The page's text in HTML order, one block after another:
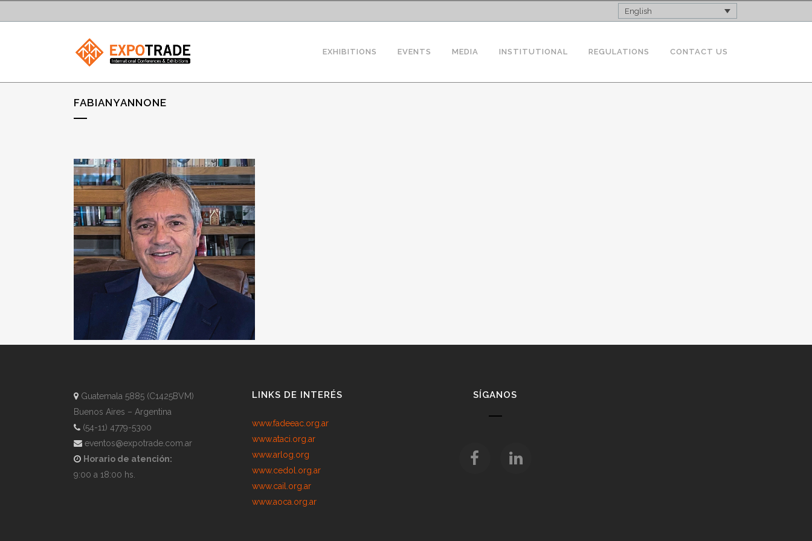
English
EXHIBITIONS EVENTS MEDIA INSTITUTIONAL REGULATIONS CONTACT US
FABIANYANNONE
Guatemala 5885 (C1425BVM)
Buenos Aires – Argentina
(54-11) 4779-5300
eventos@expotrade.com.ar
Horario de atención:
9:00 a 18:00 hs.
LINKS DE INTERÉS
www.fadeeac.org.ar
www.ataci.org.ar
www.arlog.org
www.cedol.org.ar
www.cail.org.ar
www.aoca.org.ar
SÍGANOS